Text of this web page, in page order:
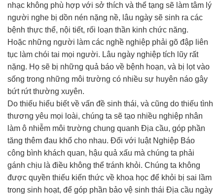
nhạc không phù hợp với sở thích và thể tạng sẽ làm tâm lý
người nghe bị dồn nén nặng nề, lâu ngày sẽ sinh ra các
bệnh thực thể, nội tiết, rối loạn thần kinh chức năng.
Hoặc những người làm các nghề nghiệp phải gõ đập liên
tục làm chói tai mọi người. Lâu ngày nghiệp tích lũy rất
nặng. Họ sẽ bị những quả báo về bệnh hoạn, và bị lọt vào
sống trong những môi trường có nhiều sự huyên náo gây
bứt rứt thường xuyên.
Do thiếu hiểu biết về vấn đề sinh thái, và cũng do thiếu tình
thương yêu mọi loài, chúng ta sẽ tạo nhiều nghiệp nhân
làm ô nhiễm môi trường chung quanh Địa cầu, góp phần
tăng thêm đau khổ cho nhau. Đối với luật Nghiệp Báo
công bình khách quan, hậu quả xấu mà chúng ta phải
gánh chịu là điều không thể tránh khỏi. Chúng ta không
được quyền thiếu kiến thức về khoa học để khỏi bị sai lầm
trong sinh hoạt, để góp phần bảo vệ sinh thái Địa cầu ngày